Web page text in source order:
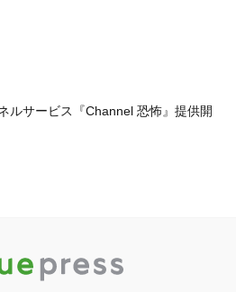
ルサービス『Channel 恐怖』提供開